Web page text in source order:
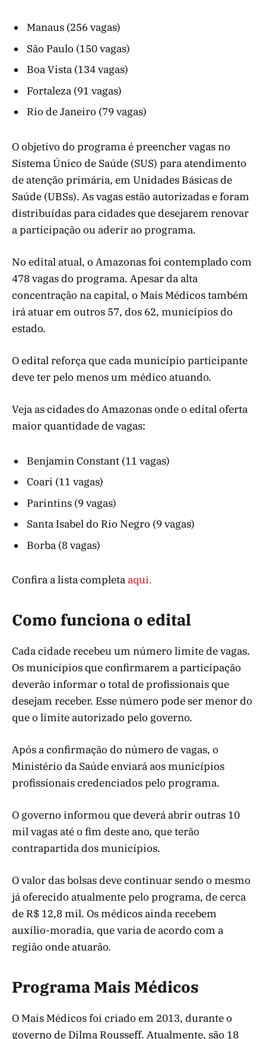
Manaus (256 vagas)
São Paulo (150 vagas)
Boa Vista (134 vagas)
Fortaleza (91 vagas)
Rio de Janeiro (79 vagas)
O objetivo do programa é preencher vagas no
Sistema Único de Saúde (SUS) para atendimento
de atenção primária, em Unidades Básicas de
Saúde (UBSs). As vagas estão autorizadas e foram
distribuídas para cidades que desejarem renovar
a participação ou aderir ao programa.
No edital atual, o Amazonas foi contemplado com
478 vagas do programa. Apesar da alta
concentração na capital, o Mais Médicos também
irá atuar em outros 57, dos 62, municípios do
estado.
O edital reforça que cada município participante
deve ter pelo menos um médico atuando.
Veja as cidades do Amazonas onde o edital oferta
maior quantidade de vagas:
Benjamin Constant (11 vagas)
Coari (11 vagas)
Parintins (9 vagas)
Santa Isabel do Rio Negro (9 vagas)
Borba (8 vagas)
Confira a lista completa aqui.
Como funciona o edital
Cada cidade recebeu um número limite de vagas.
Os municípios que confirmarem a participação
deverão informar o total de profissionais que
desejam receber. Esse número pode ser menor do
que o limite autorizado pelo governo.
Após a confirmação do número de vagas, o
Ministério da Saúde enviará aos municípios
profissionais credenciados pelo programa.
O governo informou que deverá abrir outras 10
mil vagas até o fim deste ano, que terão
contrapartida dos municípios.
O valor das bolsas deve continuar sendo o mesmo
já oferecido atualmente pelo programa, de cerca
de R$ 12,8 mil. Os médicos ainda recebem
auxílio-moradia, que varia de acordo com a
região onde atuarão.
Programa Mais Médicos
O Mais Médicos foi criado em 2013, durante o
governo de Dilma Rousseff. Atualmente, são 18